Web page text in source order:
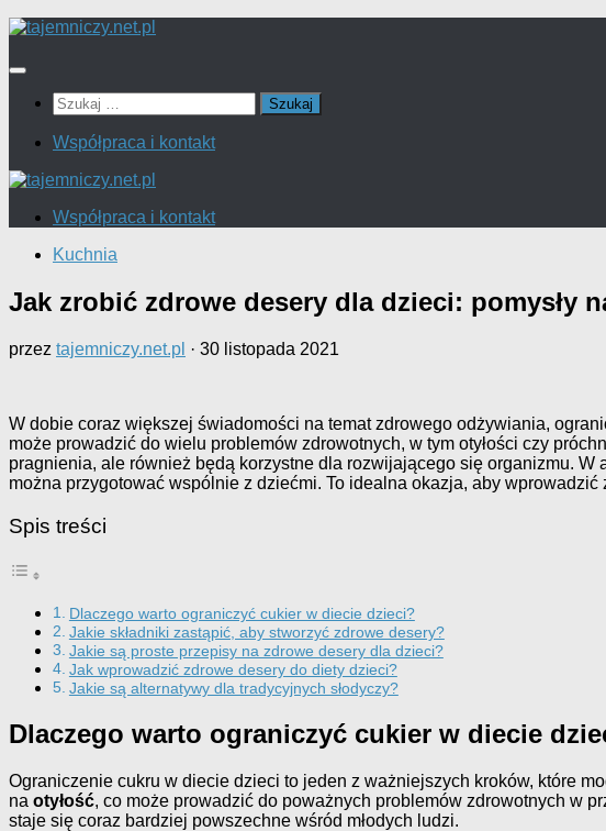
Przejdź
treści
Szukaj:
Współpraca i kontakt
Współpraca i kontakt
Kuchnia
Jak zrobić zdrowe desery dla dzieci: pomysły
przez tajemniczy.net.pl · 30 listopada 2021
W dobie coraz większej świadomości na temat zdrowego odżywiania,
może prowadzić do wielu problemów zdrowotnych, w tym otyłości czy
pragnienia, ale również będą korzystne dla rozwijającego się organizmu. W
można przygotować wspólnie z dziećmi. To idealna okazja, aby
Spis treści
Dlaczego warto ograniczyć cukier w diecie dzieci?
Jakie składniki zastąpić, aby stworzyć zdrowe desery?
Jakie są proste przepisy na zdrowe desery dla dzieci?
Jak wprowadzić zdrowe desery do diety dzieci?
Jakie są alternatywy dla tradycyjnych słodyczy?
Dlaczego warto ograniczyć cukier w diecie
Ograniczenie cukru w diecie dzieci to jeden z ważniejszych kroków, które
na otyłość, co może prowadzić do poważnych problemów zdrowotnych w
staje się coraz bardziej powszechne wśród młodych ludzi.